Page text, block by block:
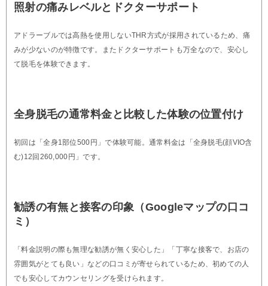
照射の痛みレベルとドクターサポート
アドラーブルでは高熱を使用しないTHR方式が採用されているため、痛
みが少ないのが特徴です。またドクターサポートも万全なので、安心し
て脱毛を体験できます。
全身脱毛の通常料金と比較した体験の位置付け
初回は「全身1部位500円」で体験可能。通常料金は「全身脱毛(顔VIO含
む)12回260,000円」です。
勧誘の有無と接客の印象（Googleマップの口コ
ミ）
「料金説明の際も無理な勧誘が無く安心した」「丁寧な接客で、お店の
雰囲気がとても良い」などの口コミが寄せられているため、初めての人
でも安心してカウンセリングを受けられます。